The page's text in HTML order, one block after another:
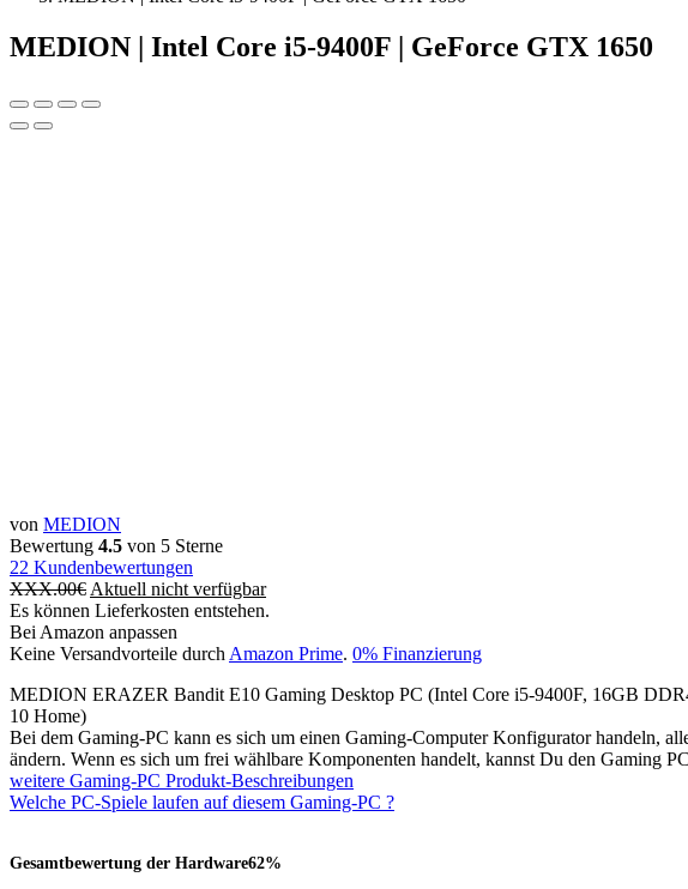
MEDION | Intel Core i5-9400F | GeForce GTX 1650
von MEDION
Bewertung 4.5 von 5 Sterne
22 Kundenbewertungen
XXX.00€ Aktuell nicht verfügbar
Es können Lieferkosten entstehen.
Bei Amazon anpassen
Keine Versandvorteile durch Amazon Prime. 0% Finanzierung
MEDION ERAZER Bandit E10 Gaming Desktop PC (Intel Core i5-9400F, 16GB
10 Home)
Bei dem Gaming-PC kann es sich um einen Gaming-Computer Konfigurator handeln,
ändern. Wenn es sich um frei wählbare Komponenten handelt, kannst Du den Gaming
weitere Gaming-PC Produkt-Beschreibungen
Welche PC-Spiele laufen auf diesem Gaming-PC ?
Gesamtbewertung der Hardware62%